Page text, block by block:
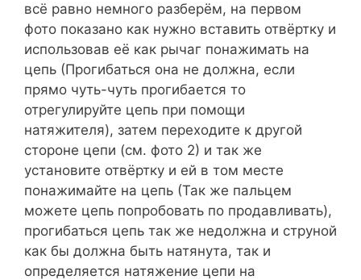
всё равно немного разберём, на первом
фото показано как нужно вставить отвёртку и
использовав её как рычаг понажимать на
цепь (Прогибаться она не должна, если
прямо чуть-чуть прогибается то
отрегулируйте цепь при помощи
натяжителя), затем переходите к другой
стороне цепи (см. фото 2) и так же
установите отвёртку и ей в том месте
понажимайте на цепь (Так же пальцем
можете цепь попробовать по продавливать),
прогибаться цепь так же недолжна и струной
как бы должна быть натянута, так и
определяется натяжение цепи на